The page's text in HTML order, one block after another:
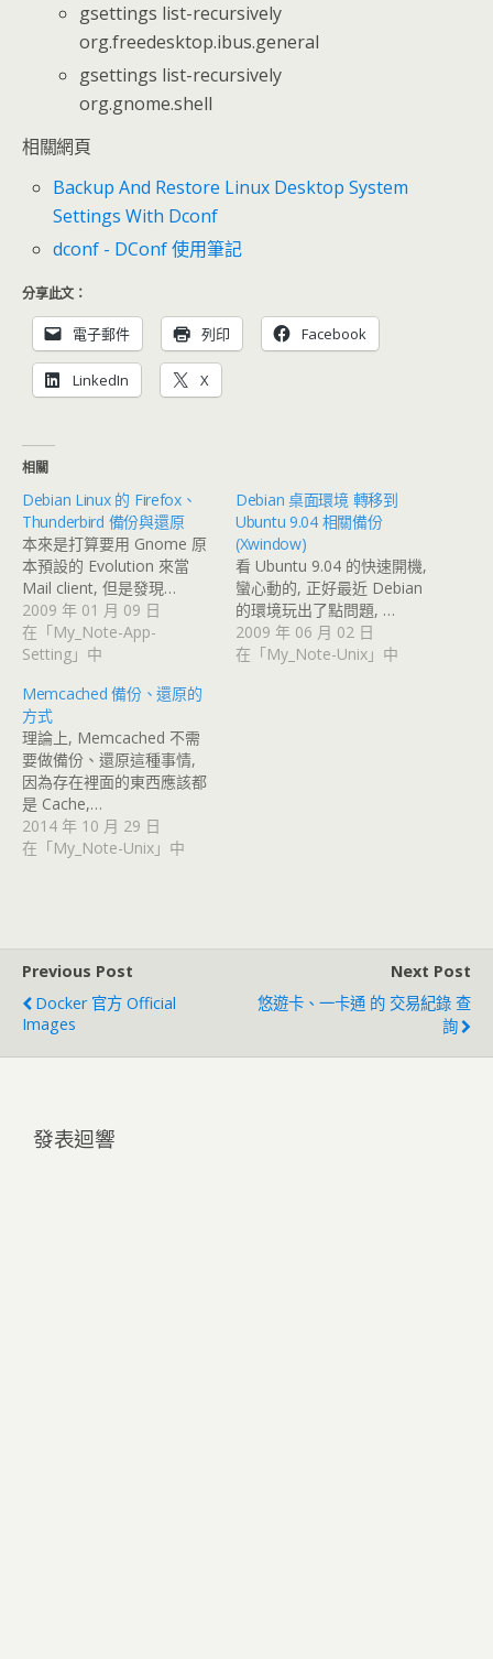
gsettings list-recursively
org.freedesktop.ibus.general
gsettings list-recursively
org.gnome.shell
相關網頁
Backup And Restore Linux Desktop System
Settings With Dconf
dconf - DConf 使用筆記
分享此文：
電子郵件 列印 Facebook
LinkedIn X
相關
Debian Linux 的 Firefox、
Thunderbird 備份與還原
本來是打算要用 Gnome 原
本預設的 Evolution 來當
Mail client, 但是發現…
2009 年 01 月 09 日
在「My_Note-App-
Setting」中
Debian 桌面環境 轉移到
Ubuntu 9.04 相關備份
(Xwindow)
看 Ubuntu 9.04 的快速開機,
蠻心動的, 正好最近 Debian
的環境玩出了點問題, …
2009 年 06 月 02 日
在「My_Note-Unix」中
Memcached 備份、還原的
方式
理論上, Memcached 不需
要做備份、還原這種事情,
因為存在裡面的東西應該都
是 Cache,…
2014 年 10 月 29 日
在「My_Note-Unix」中
Previous Post
Docker 官方 Official
Images
Next Post
悠遊卡、一卡通 的 交易紀錄 查
詢
發表迴響